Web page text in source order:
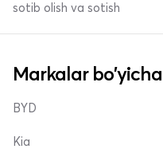
sotib olish va sotish
Markalar
BYD
Kia